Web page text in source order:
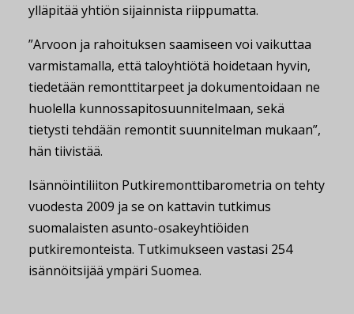
ylläpitää yhtiön sijainnista riippumatta.
”Arvoon ja rahoituksen saamiseen voi vaikuttaa
varmistamalla, että taloyhtiötä hoidetaan hyvin,
tiedetään remonttitarpeet ja dokumentoidaan ne
huolella kunnossapitosuunnitelmaan, sekä
tietysti tehdään remontit suunnitelman mukaan”,
hän tiivistää.
Isännöintiliiton Putkiremonttibarometria on tehty
vuodesta 2009 ja se on kattavin tutkimus
suomalaisten asunto-osakeyhtiöiden
putkiremonteista. Tutkimukseen vastasi 254
isännöitsijää ympäri Suomea.